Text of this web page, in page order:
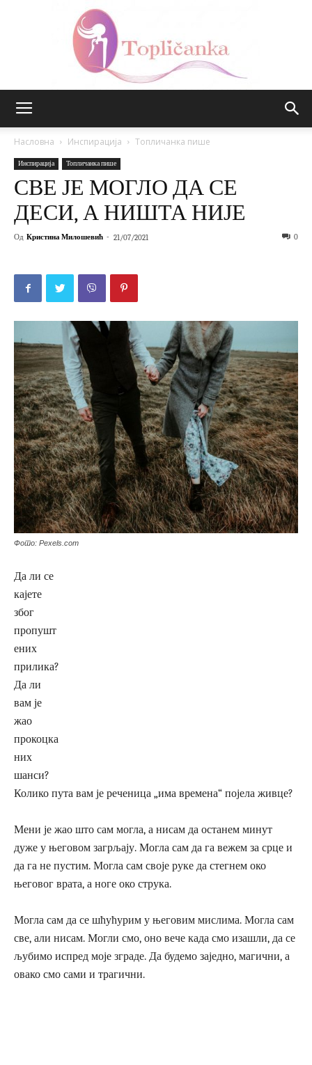
Насловна Инспирација Топличанка пише
Инспирација Топличанка пише
СВЕ ЈЕ МОГЛО ДА СЕ
ДЕСИ, А НИШТА НИЈЕ
Од Кристина Милошевић - 21/07/2021 0
Фото: Pexels.com
Да ли се
кајете
због
пропушт
ених
прилика?
Да ли
вам је
жао
прокоцка
них
шанси?
Колико пута вам је реченица „има времена“ појела живце?
Мени је жао што сам могла, а нисам да останем минут
дуже у његовом загрљају. Могла сам да га вежем за срце и
да га не пустим. Могла сам своје руке да стегнем око
његовог врата, а ноге око струка.
Могла сам да се шћућурим у његовим мислима. Могла сам
све, али нисам. Могли смо, оно вече када смо изашли, да се
љубимо испред моје зграде. Да будемо заједно, магични, а
овако смо сами и трагични.